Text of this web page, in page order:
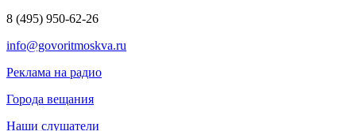
8 (495) 950-62-26
info@govoritmoskva.ru
Реклама на радио
Города вещания
Наши слушатели